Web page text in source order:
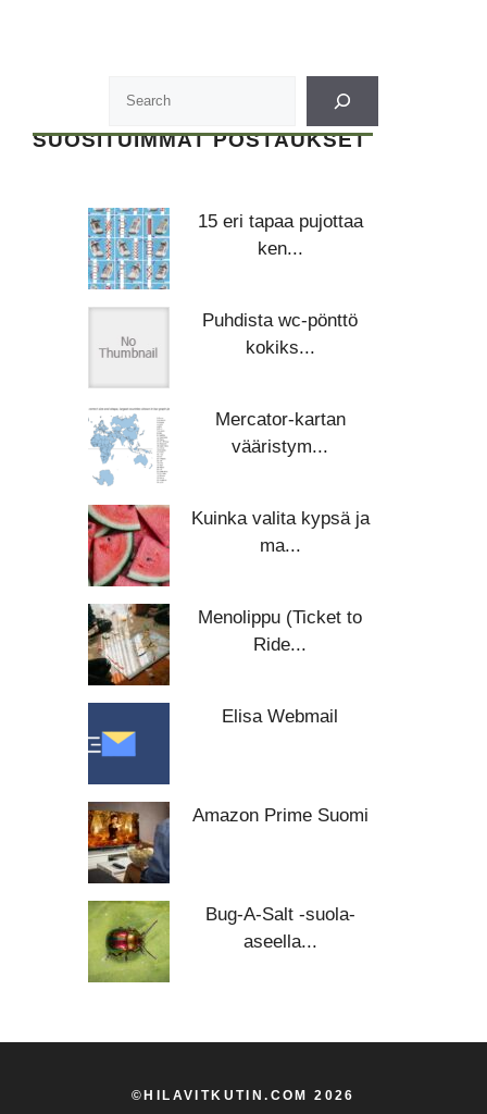
SUOSITUIMMAT POSTAUKSET
15 eri tapaa pujottaa
ken...
Puhdista wc-pönttö
kokiks...
Mercator-kartan
vääristym...
Kuinka valita kypsä ja
ma...
Menolippu (Ticket to
Ride...
Elisa Webmail
Amazon Prime Suomi
Bug-A-Salt -suola-
aseella...
©HILAVITKUTIN.COM 2026